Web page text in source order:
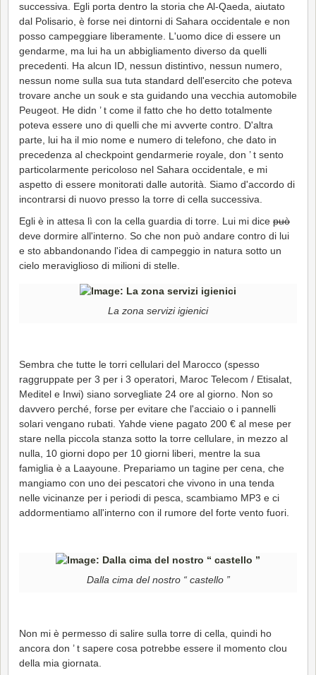
successiva. Egli porta dentro la storia che Al-Qaeda, aiutato
dal Polisario, è forse nei dintorni di Sahara occidentale e non
posso campeggiare liberamente. L'uomo dice di essere un
gendarme, ma lui ha un abbigliamento diverso da quelli
precedenti. Ha alcun ID, nessun distintivo, nessun numero,
nessun nome sulla sua tuta standard dell'esercito che poteva
trovare anche un souk e sta guidando una vecchia automobile
Peugeot. He didn ’ t come il fatto che ho detto totalmente
poteva essere uno di quelli che mi avverte contro. D'altra
parte, lui ha il mio nome e numero di telefono, che dato in
precedenza al checkpoint gendarmerie royale, don ’ t sento
particolarmente pericoloso nel Sahara occidentale, e mi
aspetto di essere monitorati dalle autorità. Siamo d'accordo di
incontrarsi di nuovo presso la torre di cella successiva.
Egli è in attesa lì con la cella guardia di torre. Lui mi dice può
deve dormire all'interno. So che non può andare contro di lui
e sto abbandonando l'idea di campeggio in natura sotto un
cielo meraviglioso di milioni di stelle.
La zona servizi igienici
Sembra che tutte le torri cellulari del Marocco (spesso
raggruppate per 3 per i 3 operatori, Maroc Telecom / Etisalat,
Meditel e Inwi) siano sorvegliate 24 ore al giorno. Non so
davvero perché, forse per evitare che l'acciaio o i pannelli
solari vengano rubati. Yahde viene pagato 200 € al mese per
stare nella piccola stanza sotto la torre cellulare, in mezzo al
nulla, 10 giorni dopo per 10 giorni liberi, mentre la sua
famiglia è a Laayoune. Prepariamo un tagine per cena, che
mangiamo con uno dei pescatori che vivono in una tenda
nelle vicinanze per i periodi di pesca, scambiamo MP3 e ci
addormentiamo all'interno con il rumore del forte vento fuori.
Dalla cima del nostro “ castello ”
Non mi è permesso di salire sulla torre di cella, quindi ho
ancora don ’ t sapere cosa potrebbe essere il momento clou
della mia giornata.